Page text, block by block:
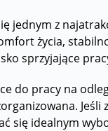
jednym z
życia,
sprzyjające
do pracy na
się idealnym